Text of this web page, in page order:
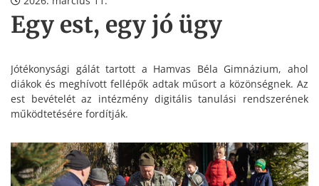
Egy est, egy jó ügy
Jótékonysági gálát tartott a Hamvas Béla Gimnázium, ahol
diákok és meghívott fellépők adtak műsort a közönségnek. Az
est bevételét az intézmény digitális tanulási rendszerének
működtetésére fordítják.